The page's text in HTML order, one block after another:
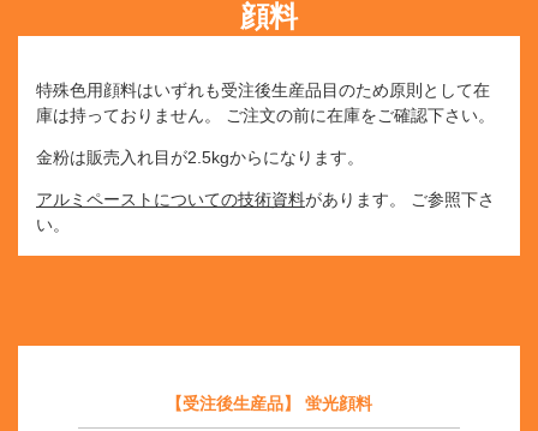
顔料
特殊色用顔料はいずれも受注後生産品目のため原則として在
庫は持っておりません。
ご注文の前に在庫をご確認下さい。
金粉は販売入れ目が2.5kgからになります。
アルミペーストについての技術資料があります。
ご参照下さ
い。
【受注後生産品】 蛍光顔料